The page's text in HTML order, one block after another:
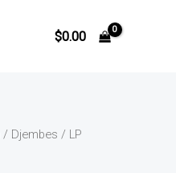
$0.00
/ Djembes / LP